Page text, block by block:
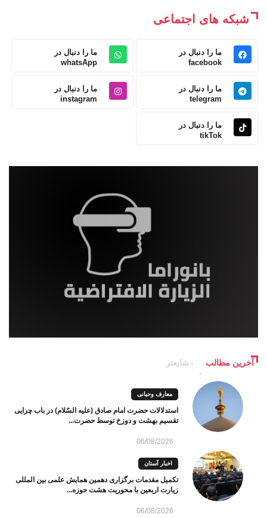
شبکه های اجتماعی
ما را دنبال در
facebook
ما را دنبال در
whatsApp
ما را دنبال در
telegram
ما را دنبال در
instagram
ما را دنبال در
tikTok
آخرین مطالب شایعتر
معارف وحیانی
استدلالات حضرت امام صادق (علیه السّلام) در باب چرایی
تقسیم بهشت و دوزخ توسط حضرت...
06/08/2026
اخبار آستان
تکمیل مقدمات برگزاری دهمین همایش علمی بین المللی
زیارت اربعین با محوریت هشت حوزه...
06/08/2026